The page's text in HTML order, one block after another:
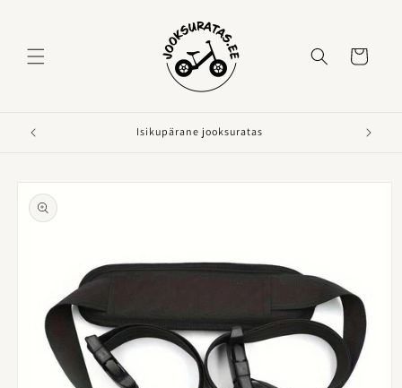
Ostukorv
Isikupärane jooksuratas